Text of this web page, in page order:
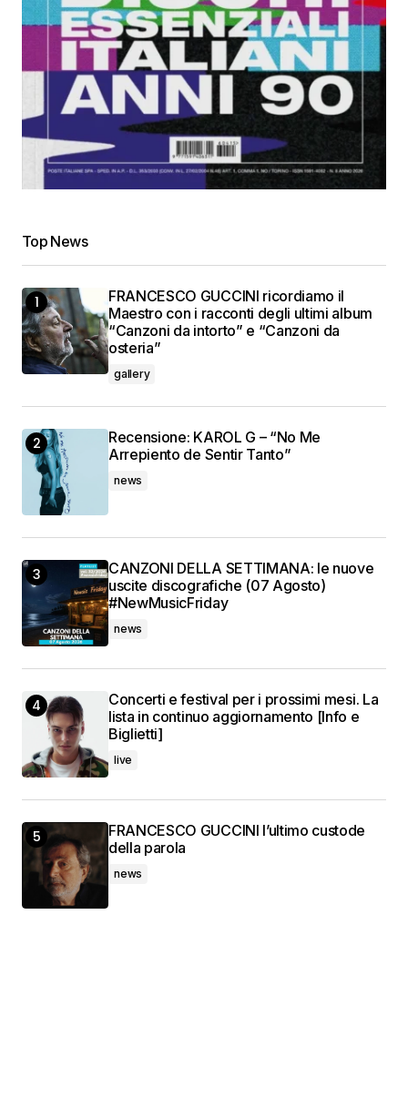
Top News
FRANCESCO GUCCINI ricordiamo il
Maestro con i racconti degli ultimi album
“Canzoni da intorto” e “Canzoni da
osteria”
gallery
Recensione: KAROL G – “No Me
Arrepiento de Sentir Tanto”
news
CANZONI DELLA SETTIMANA: le nuove
uscite discografiche (07 Agosto)
#NewMusicFriday
news
Concerti e festival per i prossimi mesi. La
lista in continuo aggiornamento [Info e
Biglietti]
live
FRANCESCO GUCCINI l’ultimo custode
della parola
news